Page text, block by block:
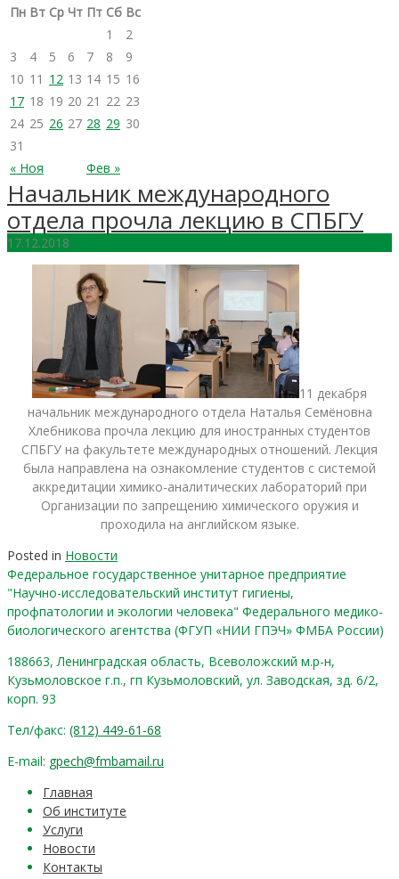
Пн Вт Ср Чт Пт Сб Вс
« Ноя Фев »
1
2
3
4 5 6 7 8
9
10 11 12 13 14 15 16
17 18 19 20 21 22 23
24 25 26 27 28 29 30
31
Начальник международного
отдела прочла лекцию в СПБГУ
17.12.2018
11 декабря
начальник международного отдела Наталья Семёновна
Хлебникова прочла лекцию для иностранных студентов
СПБГУ на факультете международных отношений. Лекция
была направлена на ознакомление студентов с системой
аккредитации химико-аналитических лабораторий при
Организации по запрещению химического оружия и
проходила на английском языке.
Posted in Новости
Федеральное государственное унитарное предприятие
"Научно-исследовательский институт гигиены,
профпатологии и экологии человека" Федерального медико-
биологического агентства (ФГУП «НИИ ГПЭЧ» ФМБА России)
188663, Ленинградская область, Всеволожский м.р-н,
Кузьмоловское г.п., гп Кузьмоловский, ул. Заводская, зд. 6/2,
корп. 93
Тел/факс: (812) 449-61-68
E-mail: gpech@fmbamail.ru
Главная
Об институте
Услуги
Новости
Контакты